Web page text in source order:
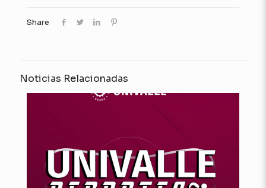
Share
Noticias Relacionadas